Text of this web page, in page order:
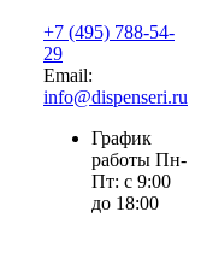
+7 (495) 788-54-
29
Email:
info@dispenseri.ru
График
работы Пн-
Пт: с 9:00
до 18:00